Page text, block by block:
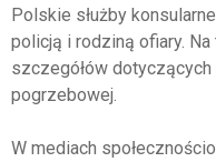
Polskie służby
policją i rodziną ofiary.
szczegółów dotyczących
pogrzebowej.
W mediach